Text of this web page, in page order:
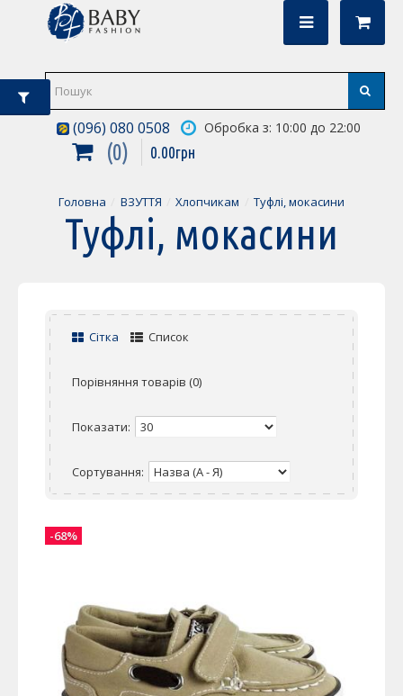
(096) 080 0508 Обробка з: 10:00 до 22:00
0 0.00грн
Головна ВЗУТТЯ Хлопчикам Туфлі, мокасини
Туфлі, мокасини
Сітка Список
Порівняння товарів (0)
Показати:
Сортування:
-68%